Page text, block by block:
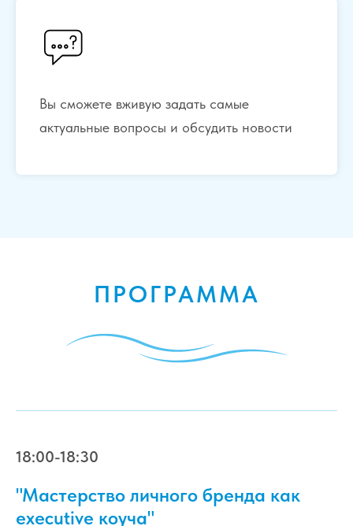
Вы сможете вживую задать самые
актуальные вопросы и обсудить новости
ПРОГРАММА
18:00-18:30
"Мастерство личного бренда как
executive коуча"